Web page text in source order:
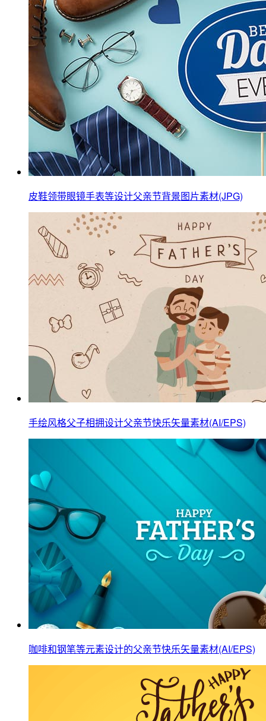
皮鞋领带眼镜手表等设计父亲节背景图片素材(JPG)
手绘风格父子相拥设计父亲节快乐矢量素材(AI/EPS)
咖啡和钢笔等元素设计的父亲节快乐矢量素材(AI/EPS)